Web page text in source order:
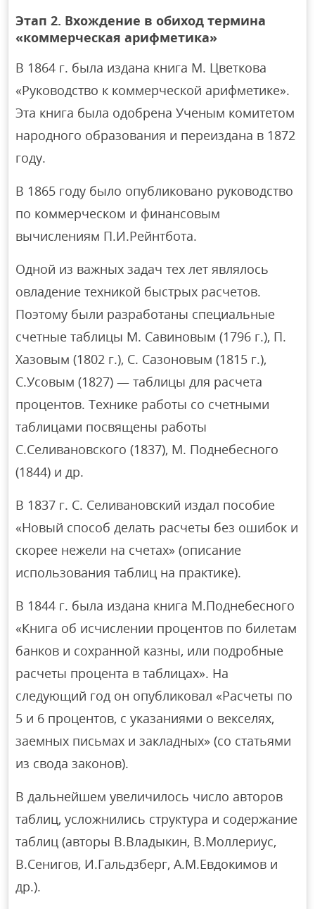
Этап 2. Вхождение в обиход термина
«коммерческая арифметика»
В 1864 г. была издана книга М. Цветкова
«Руководство к коммерческой арифметике».
Эта книга была одобрена Ученым комитетом
народного образования и переиздана в 1872
году.
В 1865 году было опубликовано руководство
по коммерческом и финансовым
вычислениям П.И.Рейнтбота.
Одной из важных задач тех лет являлось
овладение техникой быстрых расчетов.
Поэтому были разработаны специальные
счетные таблицы М. Савиновым (1796 г.), П.
Хазовым (1802 г.), С. Сазоновым (1815 г.),
С.Усовым (1827) — таблицы для расчета
процентов. Технике работы со счетными
таблицами посвящены работы
С.Селивановского (1837), М. Поднебесного
(1844) и др.
В 1837 г. С. Селивановский издал пособие
«Новый способ делать расчеты без ошибок и
скорее нежели на счетах» (описание
использования таблиц на практике).
В 1844 г. была издана книга М.Поднебесного
«Книга об исчислении процентов по билетам
банков и сохранной казны, или подробные
расчеты процента в таблицах». На
следующий год он опубликовал «Расчеты по
5 и 6 процентов, с указаниями о векселях,
заемных письмах и закладных» (со статьями
из свода законов).
В дальнейшем увеличилось число авторов
таблиц, усложнились структура и содержание
таблиц (авторы В.Владыкин, В.Моллериус,
В.Сенигов, И.Гальдзберг, А.М.Евдокимов и
др.).